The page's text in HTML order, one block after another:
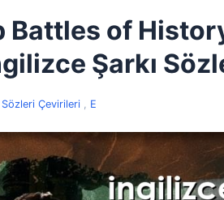
Battles of
Şarkı
Sözleri Çevirileri , E